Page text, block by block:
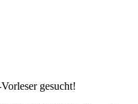
gesucht!